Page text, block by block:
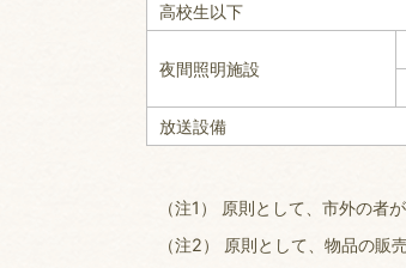
高校生以下
夜間照明施設
放送設備
（注1） 原則として、市外の者
（注2） 原則として、物品の販